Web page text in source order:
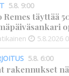
5.8. 9:00
täyttää
5.8.2026
5.8. 6:00
rakennukset